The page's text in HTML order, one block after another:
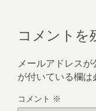
コメントを
メールアドレスが
が付いている欄は
コメント ※